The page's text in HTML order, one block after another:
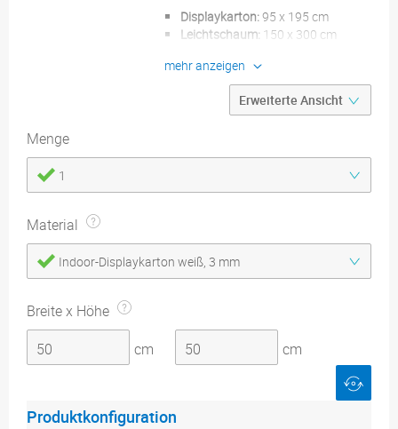
Displaykarton:95 x 195 cm
Leichtschaum: 150 x 300 cm
Druckdatenblätter
mehr anzeigen
Menge
1
Material
Indoor-Displaykarton weiß, 3 mm
Breite x Höhe
cm
cm
Produktkonfiguration